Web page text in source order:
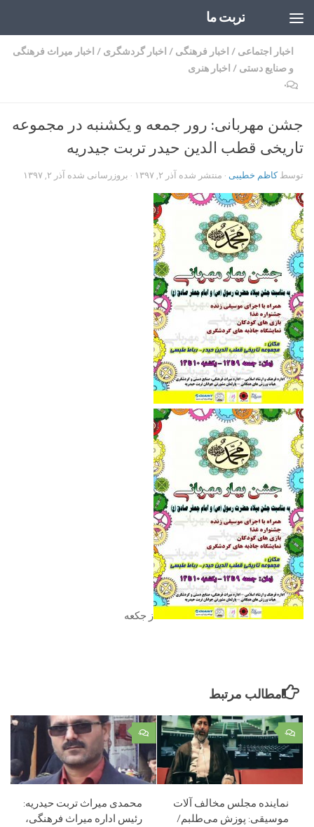
تربت ما
اخبار اجتماعی / اخبار فرهنگی / اخبار گردشگری / اخبار میراث فرهنگی
و صنایع دستی / اخبار هنری
۰
جشن مهربانی: رور جمعه و یکشنبه در مجموعه
تاریخی قطب الدین حیدر تربت جیدریه
توسطکاظم خطیبی · منتشر شده آذر ۲, ۱۳۹۷ · بروزرسانی شده آذر ۲, ۱۳۹۷
ز جکعه
مطالب مرتبط
۰
محمدی میراث تربت حیدریه:
رئیس اداره میراث فرهنگی،
۰
نماینده مجلس مخالف آلات
موسیقی: پوزش می‌طلبم/